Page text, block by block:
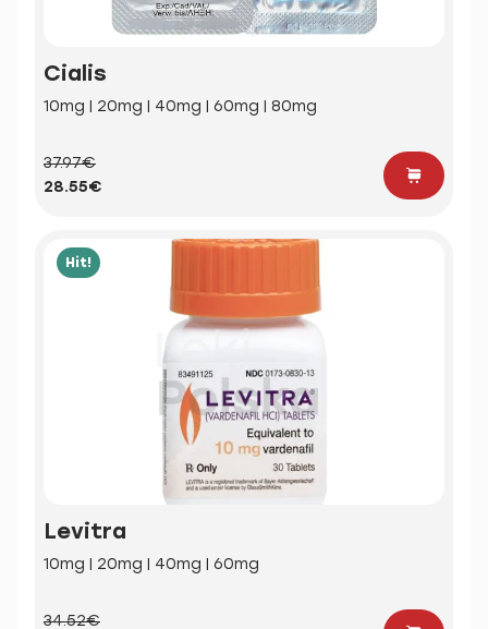
Cialis
10mg | 20mg | 40mg | 60mg | 80mg
37.97€
28.55€
Hit!
Levitra
10mg | 20mg | 40mg | 60mg
34.52€